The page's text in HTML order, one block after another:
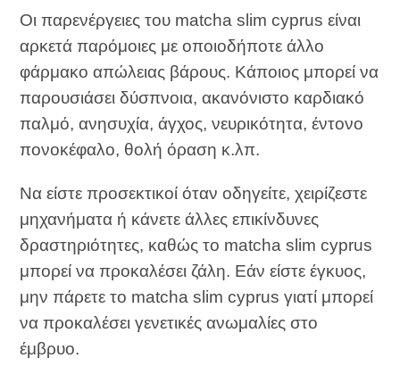
Οι παρενέργειες του matcha slim cyprus είναι
αρκετά παρόμοιες με οποιοδήποτε άλλο
φάρμακο απώλειας βάρους. Κάποιος μπορεί να
παρουσιάσει δύσπνοια, ακανόνιστο καρδιακό
παλμό, ανησυχία, άγχος, νευρικότητα, έντονο
πονοκέφαλο, θολή όραση κ.λπ.
Να είστε προσεκτικοί όταν οδηγείτε, χειρίζεστε
μηχανήματα ή κάνετε άλλες επικίνδυνες
δραστηριότητες, καθώς το matcha slim cyprus
μπορεί να προκαλέσει ζάλη. Εάν είστε έγκυος,
μην πάρετε το matcha slim cyprus γιατί μπορεί
να προκαλέσει γενετικές ανωμαλίες στο
έμβρυο.